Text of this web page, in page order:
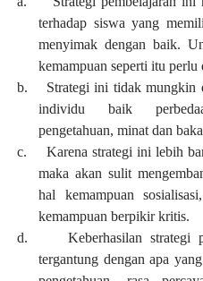
terhadap siswa yang
menyimak dengan baik.
kemampuan seperti itu
b.
Strategi ini tidak mungkin
individu baik
pengetahuan, minat dan
c.
Karena strategi ini lebih
maka akan sulit
hal kemampuan
kemampuan berpikir kritis.
d.
Keberhasilan strategi
tergantung dengan apa